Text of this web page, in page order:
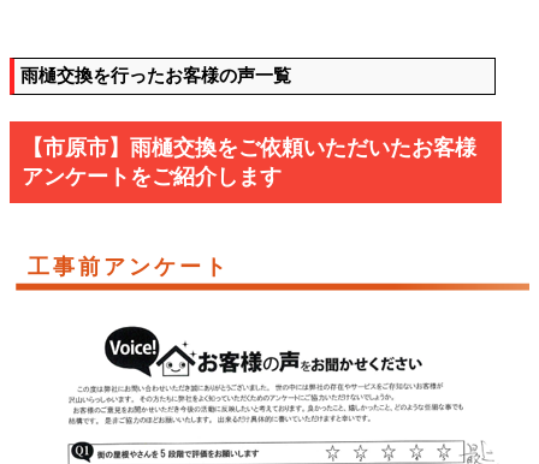
雨樋交換を行ったお客様の声一覧
【市原市】雨樋交換をご依頼いただいたお客様
アンケートをご紹介します
工事前アンケート